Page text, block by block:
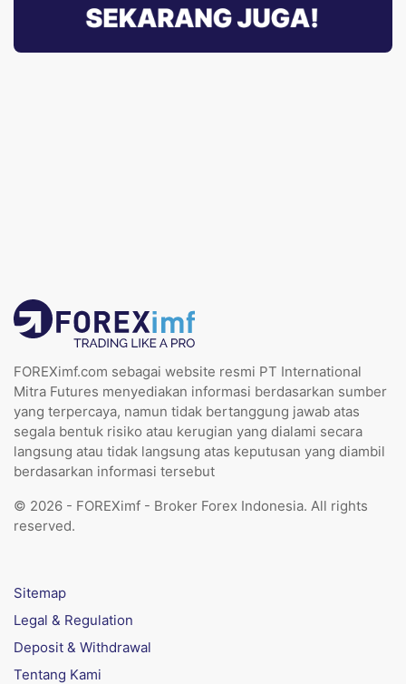
FOREXimf.com sebagai website resmi PT International
Mitra Futures menyediakan informasi berdasarkan sumber
yang terpercaya, namun tidak bertanggung jawab atas
segala bentuk risiko atau kerugian yang dialami secara
langsung atau tidak langsung atas keputusan yang diambil
berdasarkan informasi tersebut
© 2026 - FOREXimf - Broker Forex Indonesia. All rights
reserved.
Sitemap
Legal & Regulation
Deposit & Withdrawal
Tentang Kami